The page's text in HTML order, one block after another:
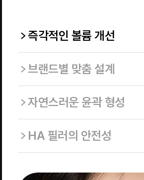
즉각적인 볼륨 개선
브랜드별 맞춤 설계
자연스러운 윤곽 형성
HA 필러의 안전성